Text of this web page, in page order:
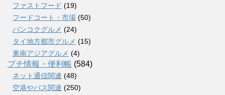
ファストフード (19)
フードコート・市場 (50)
バンコクグルメ (24)
タイ地方都市グルメ (15)
東南アジアグルメ (4)
プチ情報・便利帳 (584)
ネット通信関連 (48)
空港やバス関連 (250)